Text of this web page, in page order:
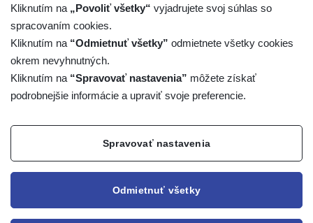
Slovenská národná akreditačná služba
P.O. Box 74, Karloveská 63
840 00 Bratislava 4
+421 948 349 517
Technický prevádzkovateľ
Technická podpora
Kliknutím na „Povoliť všetky“ vyjadrujete svoj súhlas so
spracovaním cookies.
Kliknutím na “Odmietnuť všetky” odmietnete všetky cookies
okrem nevyhnutných.
Kliknutím na “Spravovať nastavenia” môžete získať
podrobnejšie informácie a upraviť svoje preferencie.
Spravovať nastavenia
Odmietnuť všetky